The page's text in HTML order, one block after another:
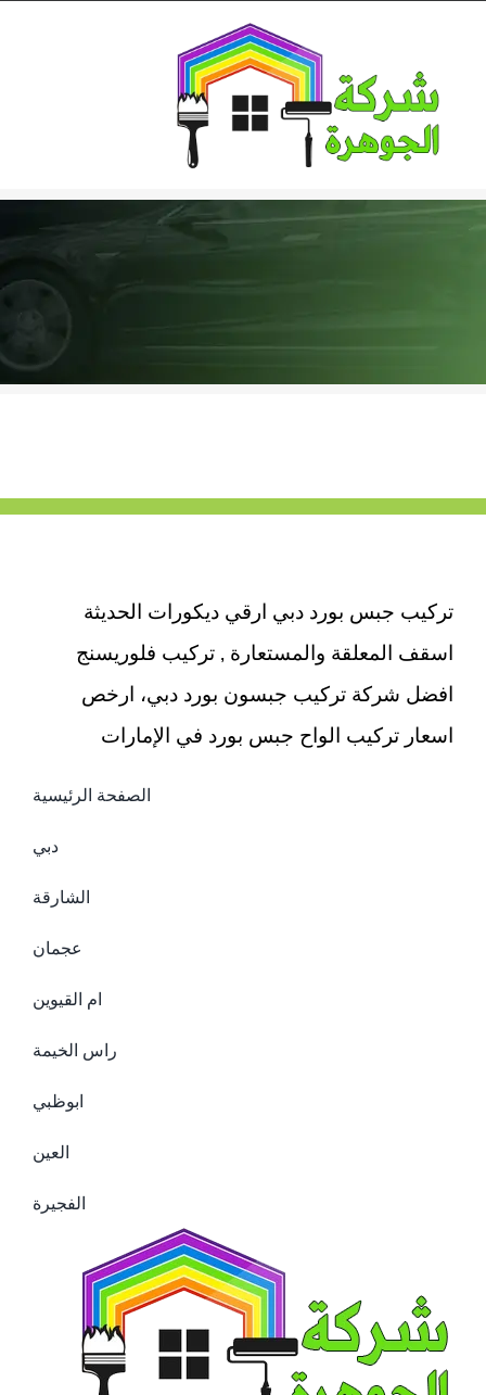
content
تركيب جبس بورد دبي ارقي ديكورات الحديثة
اسقف المعلقة والمستعارة , تركيب فلوريسنج
افضل شركة تركيب جبسون بورد دبي، ارخص
اسعار تركيب الواح جبس بورد في الإمارات
الصفحة الرئيسية
دبي
الشارقة
عجمان
ام القيوين
راس الخيمة
ابوظبي
العين
الفجيرة